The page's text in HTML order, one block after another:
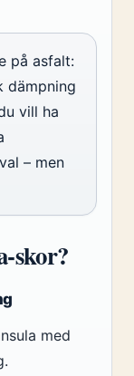
på asfalt:
dämpning
vill ha
– men
skor?
med